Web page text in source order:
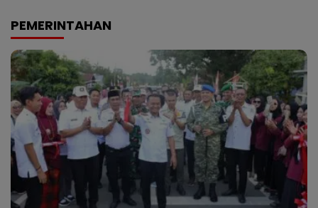
PEMERINTAHAN